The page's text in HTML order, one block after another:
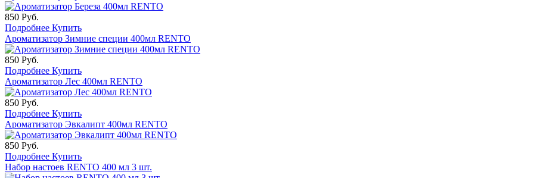
850 Руб.
Подробнее Купить
Ароматизатор Зимние специи 400мл RENTO
850 Руб.
Подробнее Купить
Ароматизатор Лес 400мл RENTO
850 Руб.
Подробнее Купить
Ароматизатор Эвкалипт 400мл RENTO
850 Руб.
Подробнее Купить
Набор настоев RENTO 400 мл 3 шт.